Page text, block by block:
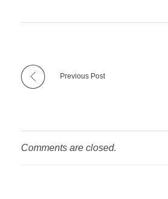
Previous Post
Comments are closed.